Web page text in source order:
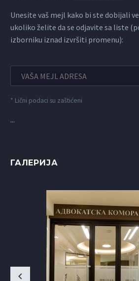
Unesite vaš mejl kako bi ste dobijali
ukoliko želite da se odjavite sa liste
izborniku iznad izvršiti promenu):
* Lični podaci su zaštićeni
...
ГАЛЕРИЈА